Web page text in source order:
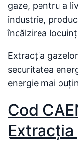
gaze, pentru a
industrie,
încălzirea
Extracția
securitatea
energie mai
Cod